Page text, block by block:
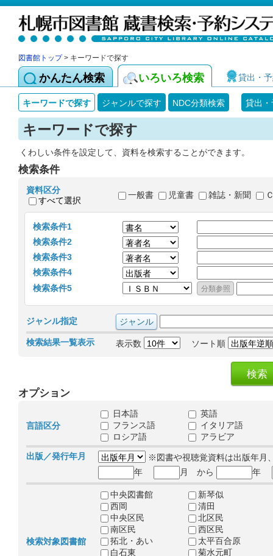
図書館トップ> キーワードで探す
かんたん検索 いろいろ検索 貸出・
キーワードで探す ジャンルで探す NDC分類検索 貸出
キーワードで探す
くわしい条件を設定して、資料を検索することができます。
検索条件
資料区分
すべて選択
一般書 児童書 雑誌・新聞
検索条件1
検索条件2
検索条件3
検索条件4
検索条件5
ジャンル指定
検索結果一覧表示 表示数 ソート順
オプション
言語区分
日本語
英語
フランス語
イタリア語
ロシア語
アラビア
出版／発行年月
※図書や視聴覚資料は出版年月
年
月 から 年
検索対象図書館
中央図書館
新琴似
西岡
清田
中央区民
北区民
南区民
西区民
拓北・あい
太平百合原
白石東
菊水元町